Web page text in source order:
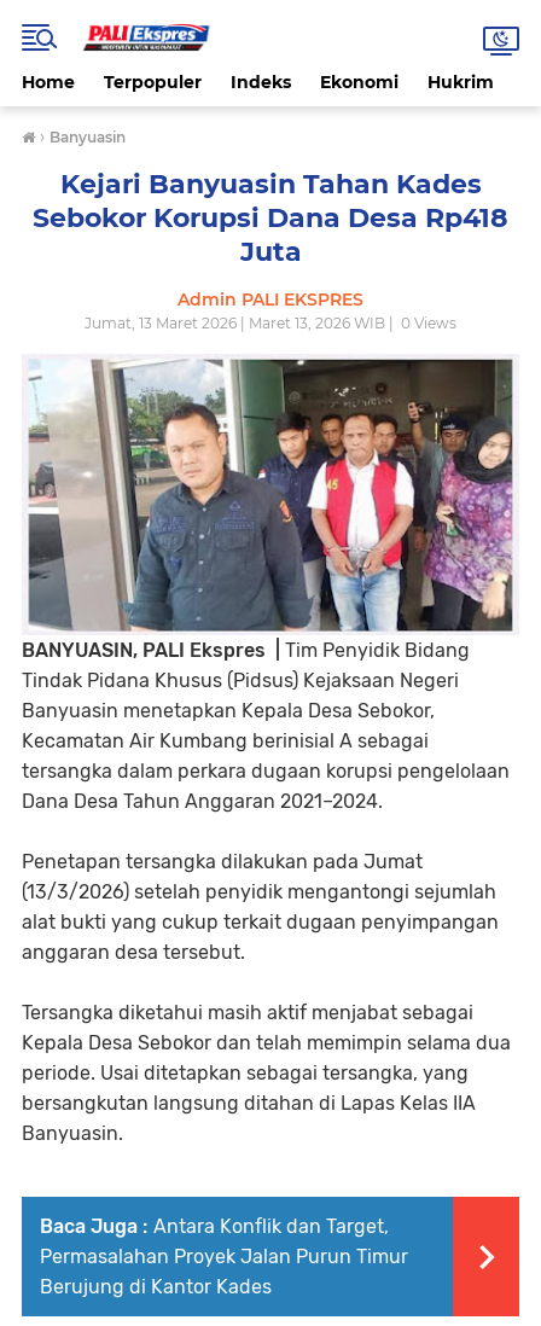
Home Terpopuler Indeks Ekonomi Hukrim
› Banyuasin
Kejari Banyuasin Tahan Kades
Sebokor Korupsi Dana Desa Rp418
Juta
Admin PALI EKSPRES
Jumat, 13 Maret 2026 | Maret 13, 2026 WIB | 0 Views
BANYUASIN, PALI Ekspres | Tim Penyidik Bidang
Tindak Pidana Khusus (Pidsus) Kejaksaan Negeri
Banyuasin menetapkan Kepala Desa Sebokor,
Kecamatan Air Kumbang berinisial A sebagai
tersangka dalam perkara dugaan korupsi pengelolaan
Dana Desa Tahun Anggaran 2021–2024.
Penetapan tersangka dilakukan pada Jumat
(13/3/2026) setelah penyidik mengantongi sejumlah
alat bukti yang cukup terkait dugaan penyimpangan
anggaran desa tersebut.
Tersangka diketahui masih aktif menjabat sebagai
Kepala Desa Sebokor dan telah memimpin selama dua
periode. Usai ditetapkan sebagai tersangka, yang
bersangkutan langsung ditahan di Lapas Kelas IIA
Banyuasin.
Baca Juga : Antara Konflik dan Target,
Permasalahan Proyek Jalan Purun Timur
Berujung di Kantor Kades